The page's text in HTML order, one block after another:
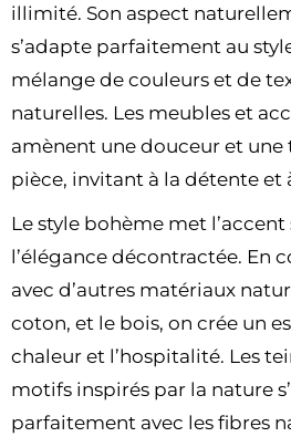
illimité. Son aspect
s’adapte parfaitement au
mélange de couleurs et de
naturelles. Les meubles et
amènent une douceur et
pièce, invitant à la détente et
Le style bohème met
l’élégance décontractée. En
avec d’autres matériaux
coton, et le bois, on crée un
chaleur et l’hospitalité. Les
motifs inspirés par la nature
parfaitement avec les fibres